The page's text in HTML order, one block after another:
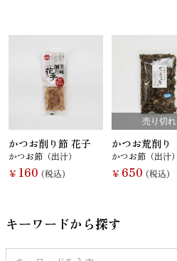
キーワードから探す
かつお削り節 花子
かつお節（出汁）
￥ 160 (税込)
売り切れ
かつお荒削り
かつお節（出汁）
￥ 650 (税込)